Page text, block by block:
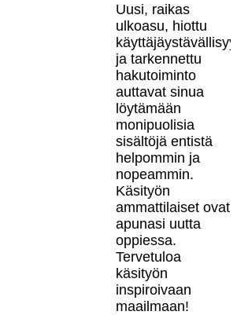
Uusi, raikas
ulkoasu, hiottu
ja tarkennettu
hakutoiminto
auttavat sinua
löytämään
monipuolisia
sisältöjä entistä
helpommin ja
nopeammin.
Käsityön
ammattilaiset ovat
apunasi uutta
oppiessa.
Tervetuloa
käsityön
inspiroivaan
maailmaan!